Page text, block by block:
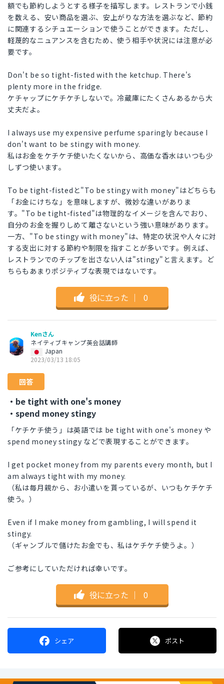
額でも節約しようとする様子を描写します。レストランで小銭
を数える、安い商品を選ぶ、安上がりな方法を選ぶなど、節約
に関連するシチュエーションで使うことができます。ただし、
軽蔑的なニュアンスを含むため、使う相手や状況には注意が必
要です。
Don't be so tight-fisted with the ketchup. There's
plenty more in the fridge.
ケチャップにケチケチしないで。冷蔵庫にたくさんあるから大
丈夫だよ。
I always use my expensive perfume sparingly because I
don't want to be stingy with money.
私はお金をケチケチ使いたくないから、高価な香水はいつも少
しずつ使います。
To be tight-fistedと"To be stingy with money"はどちらも
「お金にけちな」を意味しますが、微妙な違いがありま
す。"To be tight-fisted"は物理的なイメージを含んでおり、
自分のお金を握りしめて離さないという強い意味があります。
一方、"To be stingy with money"は、特定の状況や人々に対
する支出に対する節約や制限を指すことが多いです。例えば、
レストランでのチップを出さない人は"stingy"と言えます。ど
ちらもあまりポジティブな表現ではないです。
役に立った ｜ 0
Kenさん
ネイティブキャンプ英会話講師
Japan
2023/03/13 18:05
回答
・be tight with one's money
・spend money stingy
「ケチケチ使う」は英語では be tight with one's money や
spend money stingy などで表現することができます。
I get pocket money from my parents every month, but I
am always tight with my money.
（私は毎月親から、お小遣いを貰っているが、いつもケチケチ
使う。）
Even if I make money from gambling, I will spend it
stingy.
（ギャンブルで儲けたお金でも、私はケチケチ使うよ。）
ご参考にしていただければ幸いです。
役に立った ｜ 0
シェア ポスト